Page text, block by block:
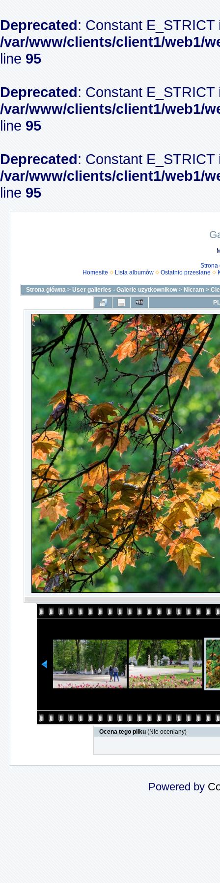
Deprecated: Constant
/var/www/clients/client1/web1/
line 95
Deprecated: Constant
/var/www/clients/client1/web1/
line 95
Deprecated: Constant
/var/www/clients/client1/web1/
line 95
Strona
Homesite
Lista albumów Ostatnio przesłane
Strona główna > User galleries - Galerie uzytkownikow> Nicram >
Ocena tego pliku (Nie oceniany)
Powered by